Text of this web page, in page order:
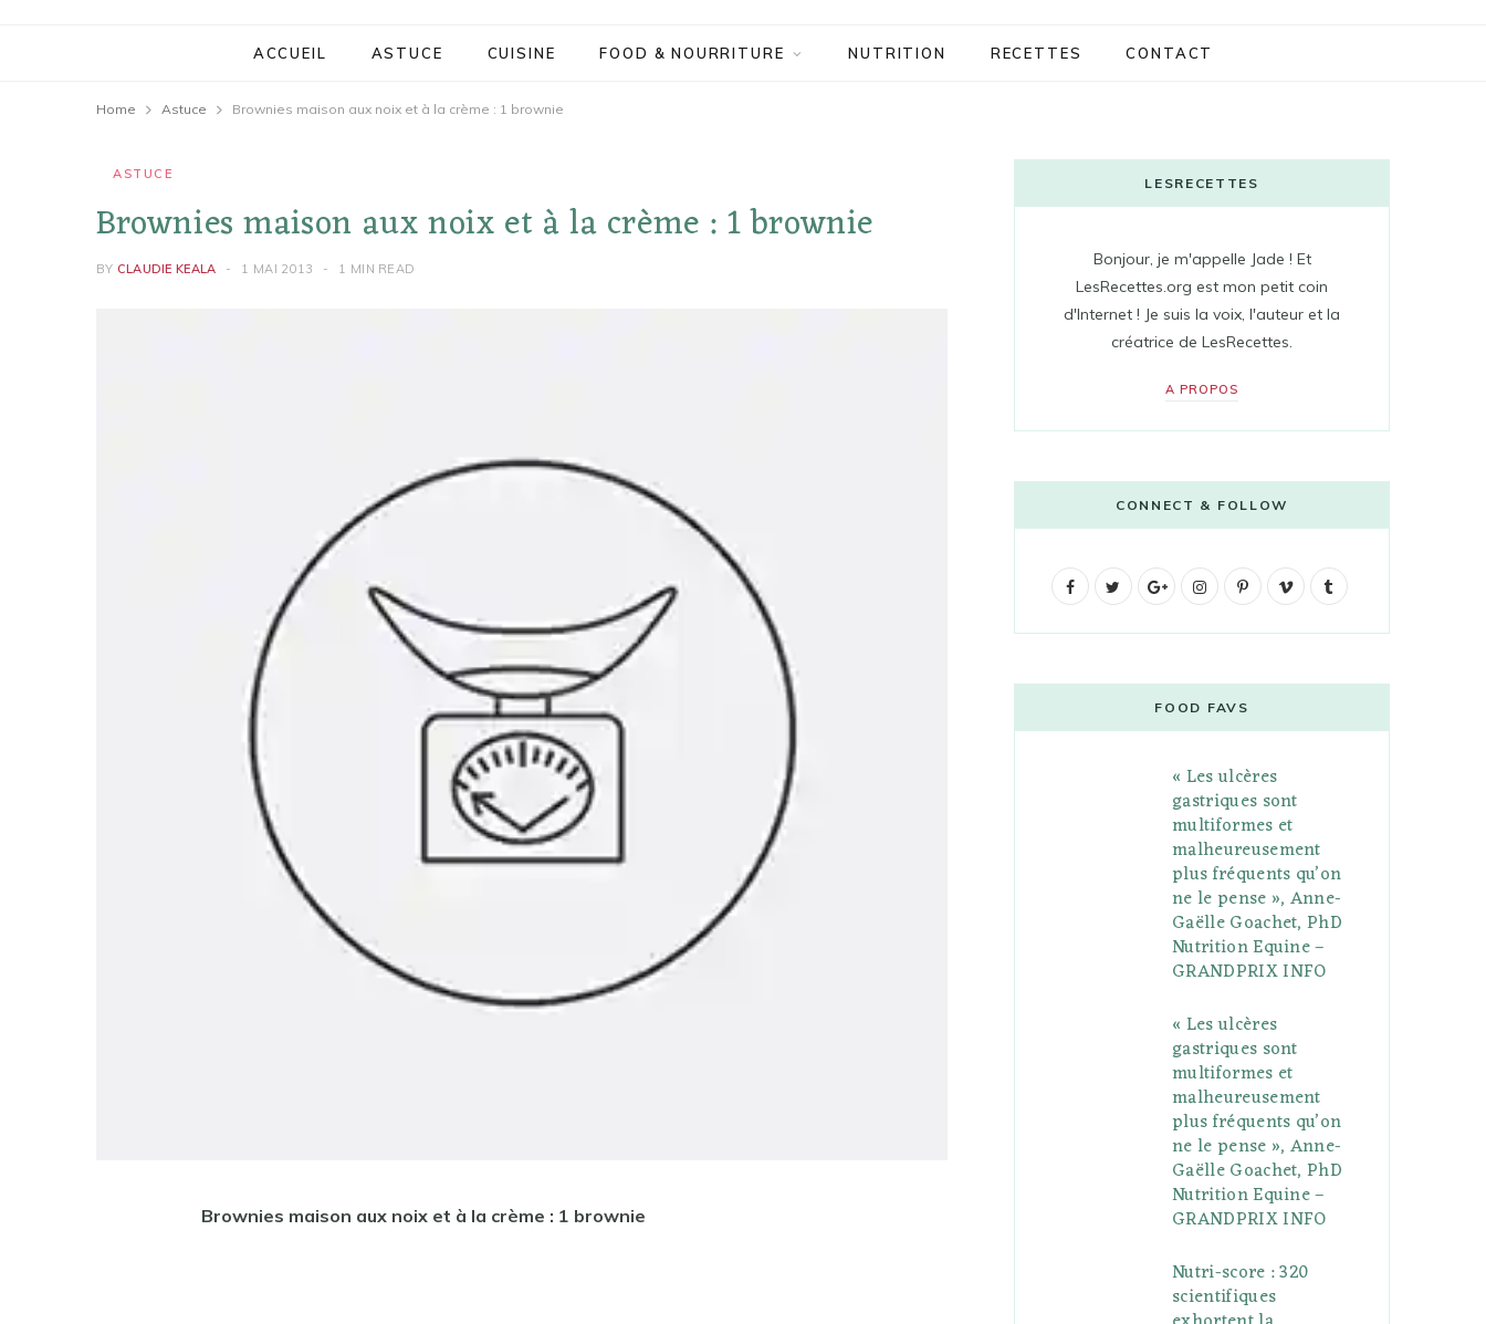
ACCUEIL ASTUCE CUISINE FOOD & NOURRITURE NUTRITION RECETTES CONTACT
Home Astuce Brownies maison aux noix et à la crème : 1 brownie
ASTUCE
Brownies maison aux noix et à la crème : 1 brownie
BY CLAUDIE KEALA 1 MAI 2013 1 MIN READ
Brownies maison aux noix et à la crème : 1 brownie
LESRECETTES
Bonjour, je m'appelle Jade ! Et
LesRecettes.org est mon petit coin
d'Internet ! Je suis la voix, l'auteur et la
créatrice de LesRecettes.
A PROPOS
CONNECT & FOLLOW
F
b
t
G
g
l
e
P
u
s
I
t
a
g
r
a
P
e
r
e
s
V
o
l
FOOD FAVS
« Les ulcères
gastriques sont
multiformes et
malheureusement
plus fréquents qu’on
ne le pense », Anne-
Gaëlle Goachet, PhD
Nutrition Equine –
GRANDPRIX INFO
« Les ulcères
gastriques sont
multiformes et
malheureusement
plus fréquents qu’on
ne le pense », Anne-
Gaëlle Goachet, PhD
Nutrition Equine –
GRANDPRIX INFO
Nutri-score : 320
scientifiques